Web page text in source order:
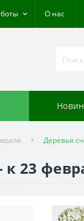
О нас
Деревья
к 23